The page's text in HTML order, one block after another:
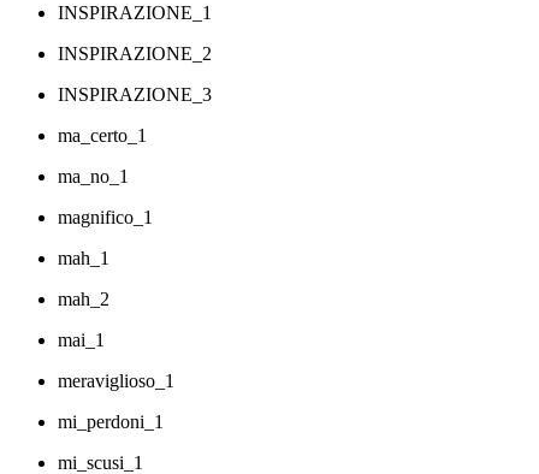
INSPIRAZIONE_1
INSPIRAZIONE_2
INSPIRAZIONE_3
ma_certo_1
ma_no_1
magnifico_1
mah_1
mah_2
mai_1
meraviglioso_1
mi_perdoni_1
mi_scusi_1